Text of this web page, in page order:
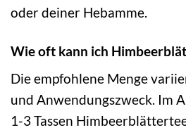
oder deiner Hebamme.
Wie oft kann ich
Die empfohlene Menge
und Anwendungszweck. Im
1-3 Tassen